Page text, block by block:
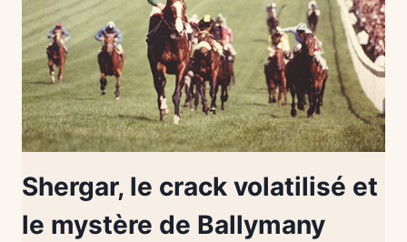
Shergar, le crack volatilisé et
le mystère de Ballymany